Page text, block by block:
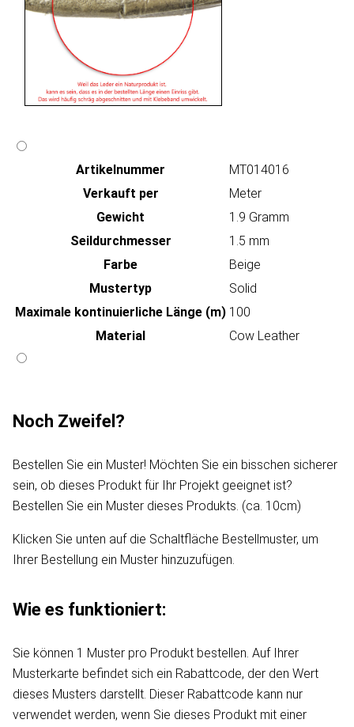
Artikeln‌ummer
MT014016
Verkauft per
Meter
Gewicht
1.9 Gramm
Seildurchmesser
1.5 mm
Farbe
Beige
Mustertyp
Solid
Maximale kontinuierliche Länge (m) 100
Material
Cow Leather
Noch Zweifel?
Bestellen Sie ein Muster! Möchten Sie ein bisschen sicherer
sein, ob dieses Produkt für Ihr Projekt geeignet ist?
Bestellen Sie ein Muster dieses Produkts. (ca. 10cm)
Klicken Sie unten auf die Schaltfläche Bestellmuster, um
Ihrer Bestellung ein Muster hinzuzufügen.
Wie es funktioniert:
Sie können 1 Muster pro Produkt bestellen. Auf Ihrer
Musterkarte befindet sich ein Rabattcode, der den Wert
dieses Musters darstellt. Dieser Rabattcode kann nur
verwendet werden, wenn Sie dieses Produkt mit einer